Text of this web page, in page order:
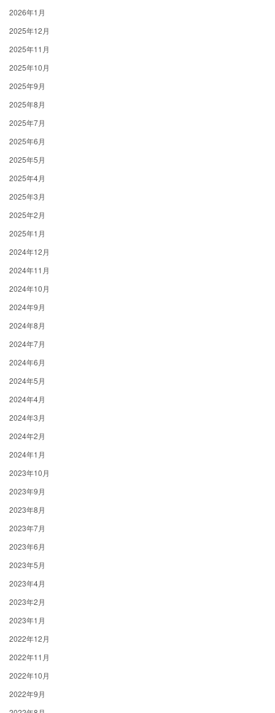
2026年1月
2025年12月
2025年11月
2025年10月
2025年9月
2025年8月
2025年7月
2025年6月
2025年5月
2025年4月
2025年3月
2025年2月
2025年1月
2024年12月
2024年11月
2024年10月
2024年9月
2024年8月
2024年7月
2024年6月
2024年5月
2024年4月
2024年3月
2024年2月
2024年1月
2023年10月
2023年9月
2023年8月
2023年7月
2023年6月
2023年5月
2023年4月
2023年2月
2023年1月
2022年12月
2022年11月
2022年10月
2022年9月